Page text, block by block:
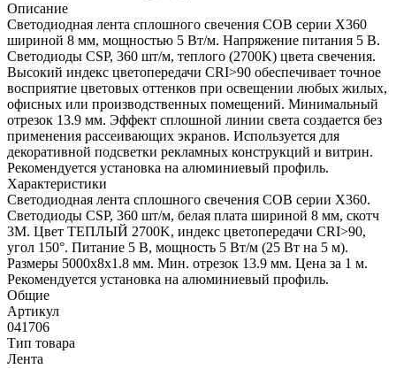
Описание
Светодиодная лента сплошного свечения COB серии X360
шириной 8 мм, мощностью 5 Вт/м. Напряжение питания 5 В.
Светодиоды CSP, 360 шт/м, теплого (2700K) цвета свечения.
Высокий индекс цветопередачи CRI>90 обеспечивает точное
восприятие цветовых оттенков при освещении любых жилых,
офисных или производственных помещений. Минимальный
отрезок 13.9 мм. Эффект сплошной линии света создается без
применения рассеивающих экранов. Используется для
декоративной подсветки рекламных конструкций и витрин.
Рекомендуется установка на алюминиевый профиль.
Характеристики
Светодиодная лента сплошного свечения COB серии X360.
Светодиоды CSP, 360 шт/м, белая плата шириной 8 мм, скотч
3M. Цвет ТЕПЛЫЙ 2700K, индекс цветопередачи CRI>90,
угол 150°. Питание 5 В, мощность 5 Вт/м (25 Вт на 5 м).
Размеры 5000х8х1.8 мм. Мин. отрезок 13.9 мм. Цена за 1 м.
Рекомендуется установка на алюминиевый профиль.
Общие
Артикул
041706
Тип товара
Лента